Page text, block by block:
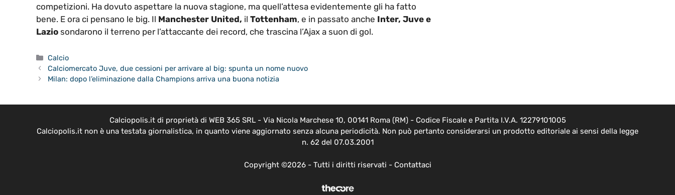
competizioni. Ha dovuto aspettare la nuova stagione, ma quell’attesa evidentemente gli ha fatto
bene. E ora ci pensano le big. Il Manchester United, il Tottenham, e in passato anche Inter, Juve e
Lazio sondarono il terreno per l’attaccante dei record, che trascina l’Ajax a suon di gol.
Categorie
Calcio
Calciomercato Juve, due cessioni per arrivare al big: spunta un nome nuovo
Milan: dopo l’eliminazione dalla Champions arriva una buona notizia
Calciopolis.it di proprietà di WEB 365 SRL - Via Nicola Marchese 10, 00141 Roma (RM) - Codice Fiscale e Partita I.V.A. 12279101005
Calciopolis.it non è una testata giornalistica, in quanto viene aggiornato senza alcuna periodicità. Non può pertanto considerarsi un prodotto editoriale ai sensi della legge
n. 62 del 07.03.2001
Copyright ©2026 - Tutti i diritti riservati - Contattaci